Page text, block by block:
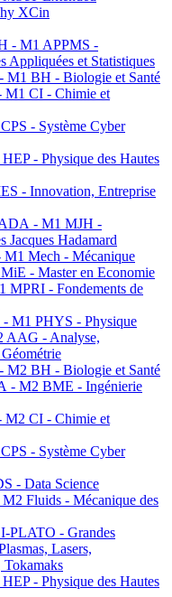
XCin
- M1 APPMS -
Appliquées et Statistiques
BH - Biologie et Santé
CI - Chimie et
- Système Cyber
- Physique des Hautes
- Innovation, Entreprise
- M1 MJH -
Jacques Hadamard
Mech - Mécanique
- Master en Economie
MPRI - Fondements de
M1 PHYS - Physique
- Analyse,
BH - Biologie et Santé
- M2 BME - Ingénierie
CI - Chimie et
- Système Cyber
- Data Science
Fluids - Mécanique des
PLATO - Grandes
Lasers,
Tokamaks
- Physique des Hautes